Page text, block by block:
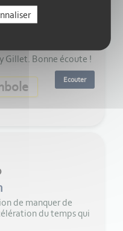
Gillet. Bonne écoute !
Ecouter
de manquer de
du temps qui